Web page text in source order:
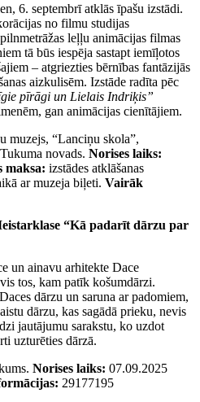
6. septembrī atklās īpašu izstādi.
no filmu studijas
leļļu animācijas filmas
tā būs iespēja sastapt iemīļotos
– atgriezties bērnības fantāzijās
aizkulisēm. Izstāde radīta pēc
pīrāgi un Lielais Indriķis”
gan animācijas cienītājiem.
muzejs, “Lanciņu skola”,
novads. Norises laiks:
maksa: izstādes atklāšanas
ar muzeja biļeti. Vairāk
“Kā padarīt dārzu par
un ainavu arhitekte Dace
tos, kam patīk košumdārzi.
dārzu un saruna ar padomiem,
dārzu, kas sagādā prieku, nevis
jautājumu sarakstu, ko uzdot
uzturēties dārzā.
Norises laiks: 07.09.2025
29177195